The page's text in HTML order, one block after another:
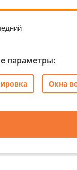
параметры:
Окна